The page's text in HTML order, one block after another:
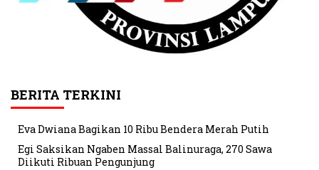
BERITA TERKINI
Eva Dwiana Bagikan 10 Ribu Bendera Merah Putih
Egi Saksikan Ngaben Massal Balinuraga, 270 Sawa
Diikuti Ribuan Pengunjung